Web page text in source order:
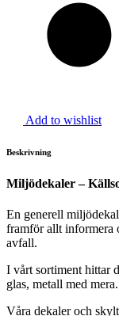
Add to wishlist
Beskrivning
Miljödekaler –
En generell
framför allt informera
avfall.
I vårt sortiment hittar
glas, metall med mera.
Våra dekaler och